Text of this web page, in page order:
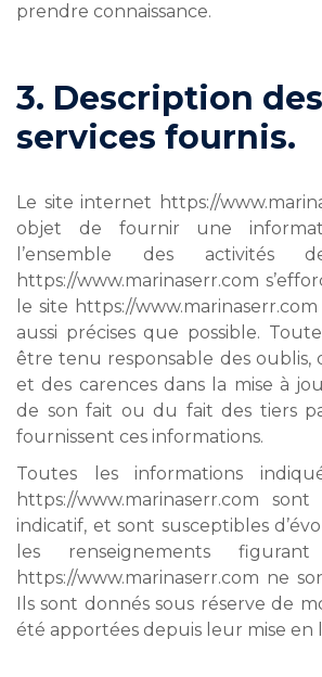
prendre connaissance.
3. Description des
services fournis.
Le site internet https://
objet de fournir une
l’ensemble des activités
https://www.marinaserr.com
le site https://
aussi précises que possible.
être tenu responsable des oublis,
et des carences dans la mise à
de son fait ou du fait des tiers
fournissent ces informations.
Toutes les informations
https://www.marinaserr.com
indicatif, et sont susceptibles
les renseignements
https://www.marinaserr.com ne
Ils sont donnés sous réserve de
été apportées depuis leur mise en